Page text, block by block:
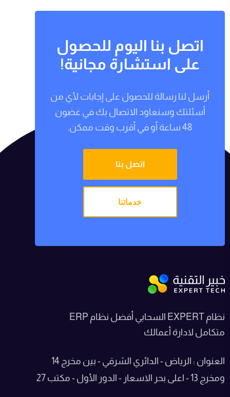
اتصل بنا اليوم للحصول
على استشارة مجانية!
أرسل لنا رسالة للحصول على إجابات لأي من
أسئلتك وسنعاود الاتصال بك في غضون
48 ساعة أو في أقرب وقت ممكن.
اتصل بنا
خدماتنا
نظام EXPERT السحابي أفضل نظام ERP
متكامل لادارة أعمالك
العنوان : الرياض - الدائري الشرقي - بين مخرج 14
ومخرج 13 - اعلى بحر الاسعار - الدور الأول - مكتب 27